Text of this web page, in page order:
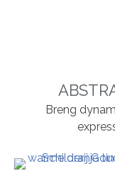
Breng